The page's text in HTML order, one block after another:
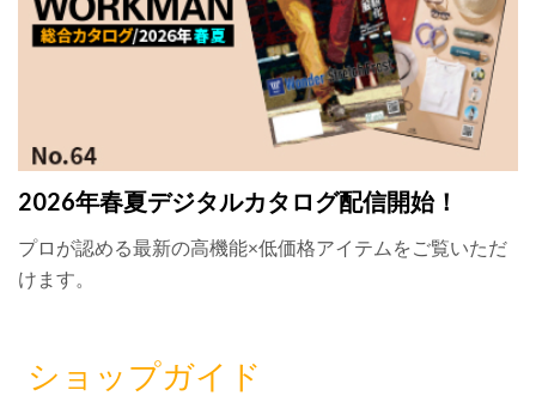
2026年春夏デジタルカタログ配信開始！
プロが認める最新の高機能×低価格アイテムをご覧いただ
けます。
ショップガイド